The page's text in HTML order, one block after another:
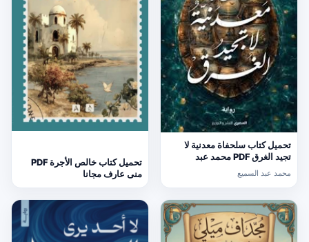
تحميل كتاب سلحفاة معدنية لا
تجيد الغرق PDF محمد عبد
محمد عبد السميع
تحميل كتاب خالص الأجرة PDF
منى عارف مجانا